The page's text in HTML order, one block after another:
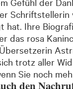
Schriftstellerin
hat. Ihre
das rosa
trotz aller
Sie noch
den